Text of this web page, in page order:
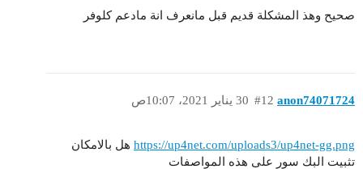
صحيح وهذ المشكلة قديم قبل مانعرف انة مادعم كلوفر
anon74071724 30 يناير 2021، 10:07ص #12
https://up4net.com/uploads3/up4net-gg.png هل بالامكان
تثبيت البك سور على هذه المواصفات